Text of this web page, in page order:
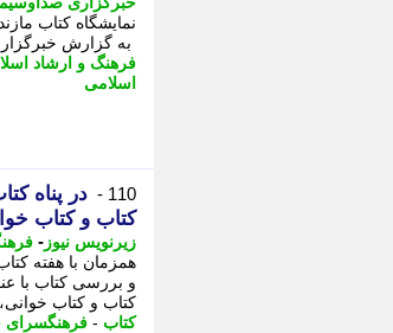
به گزارش
فرهنگ و ارشاد
اسلامی
110 -
در پناه
کتاب و کتاب
زیرنویس نیوز -
همزمان با هفته
و بررسی کتاب با
کتاب و کتاب خوانی،
کتاب - فرهنگسرای